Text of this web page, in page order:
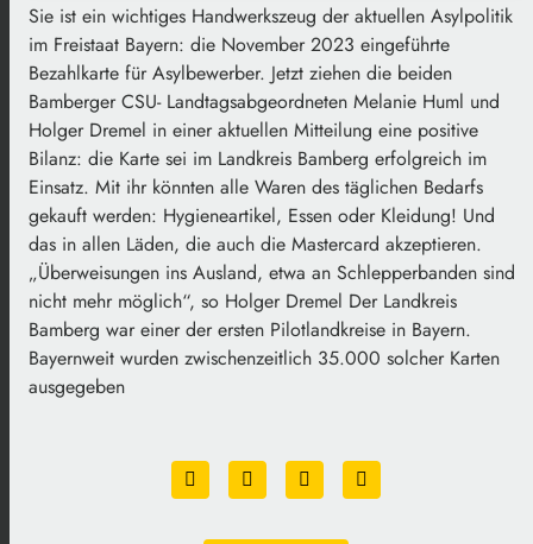
Sie ist ein wichtiges Handwerkszeug der aktuellen Asylpolitik
im Freistaat Bayern: die November 2023 eingeführte
Bezahlkarte für Asylbewerber. Jetzt ziehen die beiden
Bamberger CSU- Landtagsabgeordneten Melanie Huml und
Holger Dremel in einer aktuellen Mitteilung eine positive
Bilanz: die Karte sei im Landkreis Bamberg erfolgreich im
Einsatz. Mit ihr könnten alle Waren des täglichen Bedarfs
gekauft werden: Hygieneartikel, Essen oder Kleidung! Und
das in allen Läden, die auch die Mastercard akzeptieren.
„Überweisungen ins Ausland, etwa an Schlepperbanden sind
nicht mehr möglich“, so Holger Dremel Der Landkreis
Bamberg war einer der ersten Pilotlandkreise in Bayern.
Bayernweit wurden zwischenzeitlich 35.000 solcher Karten
ausgegeben